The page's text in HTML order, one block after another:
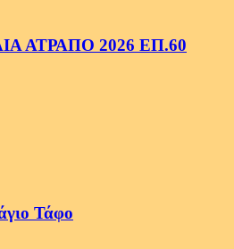
ΑΤΡΑΠΟ 2026 ΕΠ.60
Τάφο